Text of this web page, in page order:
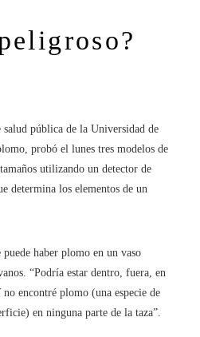
salud pública de la Universidad de
probó el lunes tres modelos de
utilizando un detector de
determina los elementos de un
haber plomo en un vaso
“Podría estar dentro, fuera, en
encontré plomo (una especie de
en ninguna parte de la taza”.